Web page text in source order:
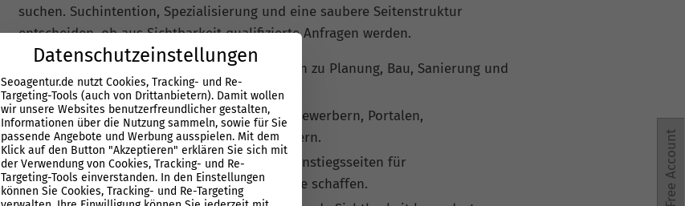
suchen. Suchintention, Spezialisierung und eine saubere Seitenstruktur
entscheiden, ob aus Sichtbarkeit qualifizierte Anfragen werden.
Wichtige Chancen liegen in Leistungsseiten zu Planung, Bau, Sanierung und
Wartung.
Der Wettbewerb besteht aus direkten Mitbewerbern, Portalen,
Verzeichnissen und spezialisierten Anbietern.
Suchmaschinenoptimierung sollte klare Einstiegsseiten für
unterschiedliche Leistungen und Standorte schaffen.
Free Account
Datenschutzeinstellungen
Seoagentur.de nutzt Cookies, Tracking- und Re-
Targeting-Tools (auch von Drittanbietern). Damit wollen
wir unsere Websites benutzerfreundlicher gestalten,
Informationen über die Nutzung sammeln, sowie für Sie
passende Angebote und Werbung ausspielen. Mit dem
Klick auf den Button "Akzeptieren" erklären Sie sich mit
der Verwendung von Cookies, Tracking- und Re-
Targeting-Tools einverstanden. In den Einstellungen
können Sie Cookies, Tracking- und Re-Targeting